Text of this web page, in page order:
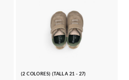
(2 COLORES) (TALLA 21 - 27)